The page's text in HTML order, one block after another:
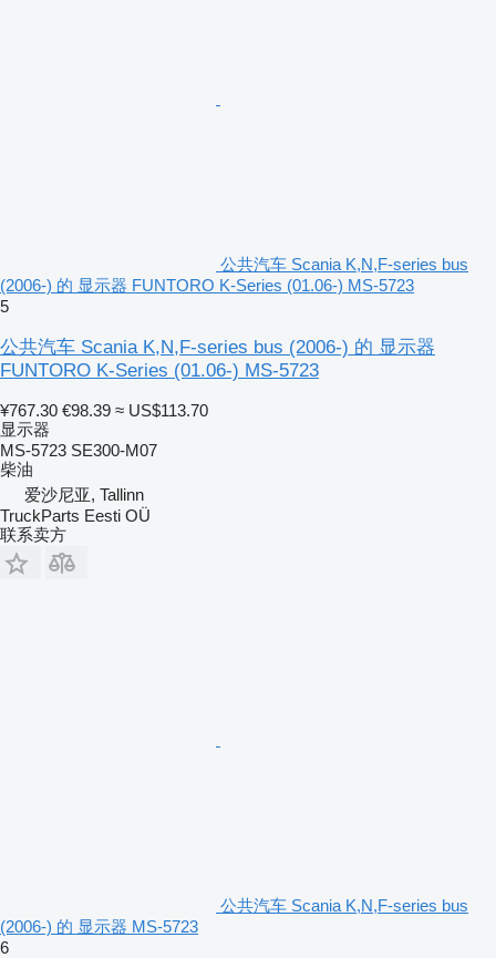
公共汽车 Scania K,N,F-series bus
(2006-) 的 显示器 FUNTORO K-Series (01.06-) MS-5723
5
公共汽车 Scania K,N,F-series bus (2006-) 的 显示器
FUNTORO K-Series (01.06-) MS-5723
¥767.30 €98.39 ≈ US$113.70
显示器
MS-5723 SE300-M07
柴油
爱沙尼亚, Tallinn
TruckParts Eesti OÜ
联系卖方
公共汽车 Scania K,N,F-series bus
(2006-) 的 显示器 MS-5723
6